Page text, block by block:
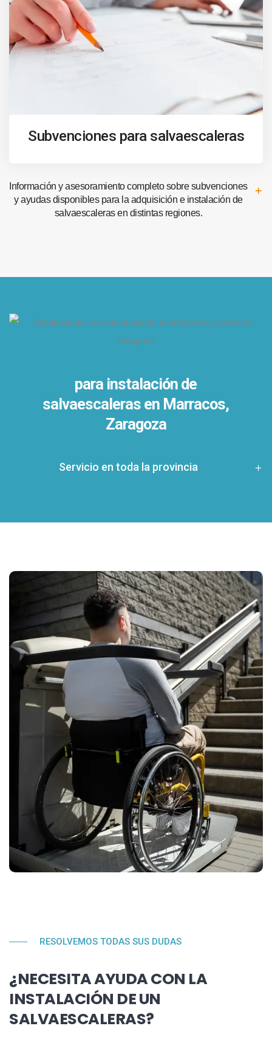
Subvenciones para salvaescaleras
Información y asesoramiento completo sobre subvenciones
y ayudas disponibles para la adquisición e instalación de
salvaescaleras en distintas regiones.
para instalación de
salvaescaleras en Marracos,
Zaragoza
Servicio en toda la provincia
RESOLVEMOS TODAS SUS DUDAS
¿NECESITA AYUDA CON LA
INSTALACIÓN DE UN
SALVAESCALERAS?